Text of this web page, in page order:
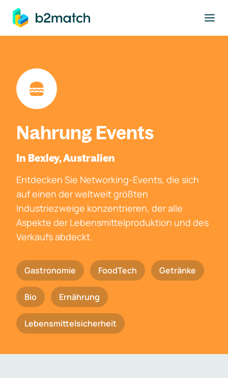
springen
Nahrung Events
In Bexley, Australien
Entdecken Sie Networking-Events, die sich
auf einen der weltweit größten
Industriezweige konzentrieren, der alle
Aspekte der Lebensmittelproduktion und des
Verkaufs abdeckt.
Gastronomie FoodTech Getränke
Bio Ernährung
Lebensmittelsicherheit